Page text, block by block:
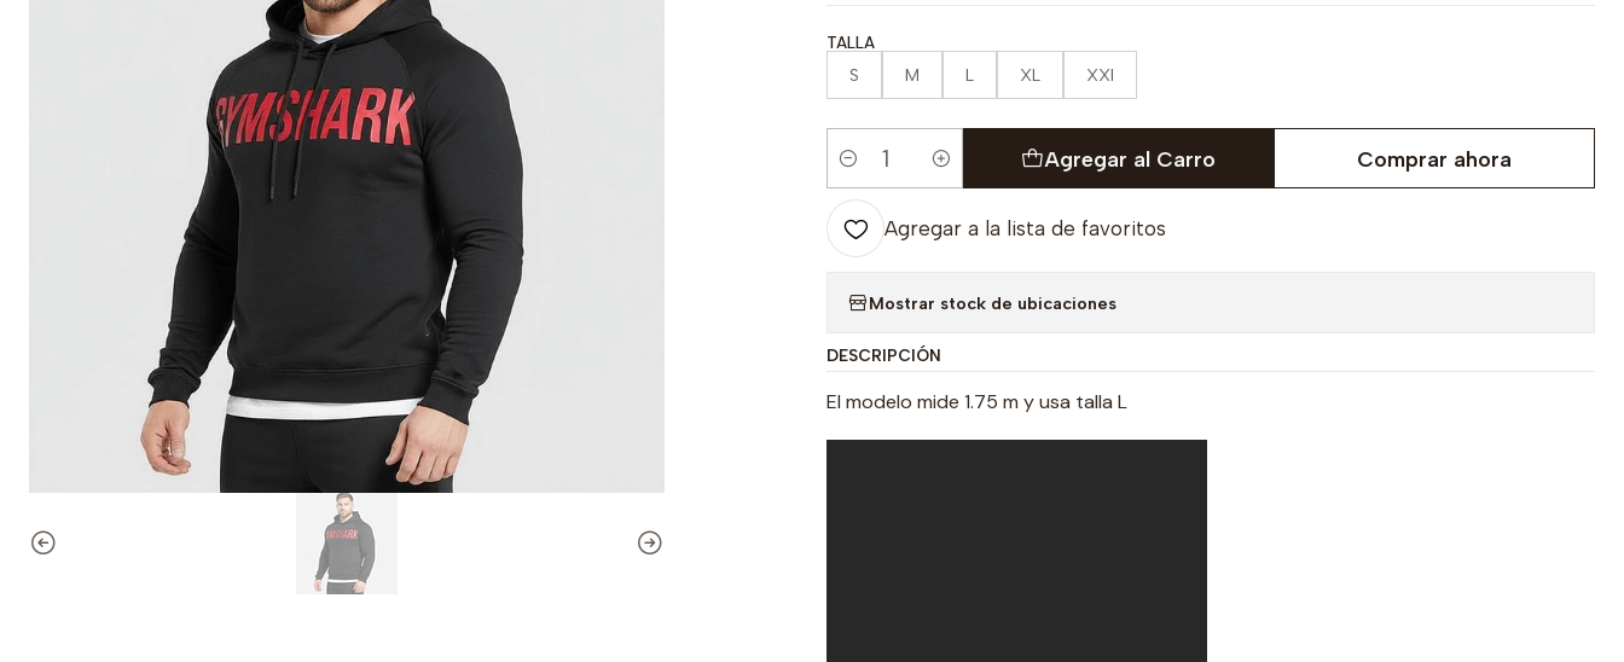
TALLA
S M L XL XXl
Cantidad
Agregar al Carro Comprar ahora
Agregar a la lista de favoritos
Mostrar stock de ubicaciones
DESCRIPCIÓN
El modelo mide 1.75 m y usa talla L